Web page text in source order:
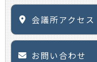
会議所アクセス
お問い合わせ